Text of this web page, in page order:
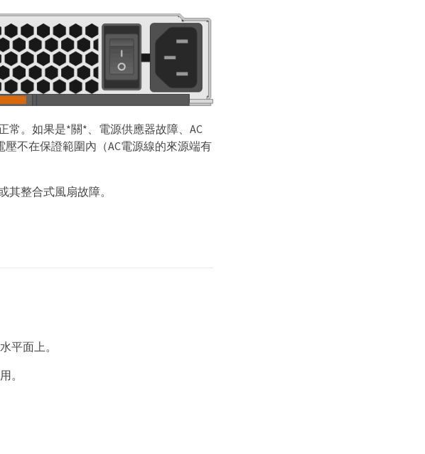
常。如果是*關*、電源供應器故障、AC
不在保證範圍內（AC電源線的來源端有
整合式風扇故障。
平面上。
。